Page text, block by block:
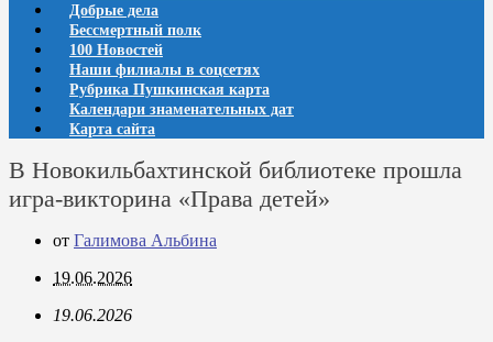
Добрые дела
Бессмертный полк
100 Новостей
Наши филиалы в соцсетях
Рубрика Пушкинская карта
Календари знаменательных дат
Карта сайта
В Новокильбахтинской библиотеке прошла
игра-викторина «Права детей»
от Галимова Альбина
19.06.2026
19.06.2026